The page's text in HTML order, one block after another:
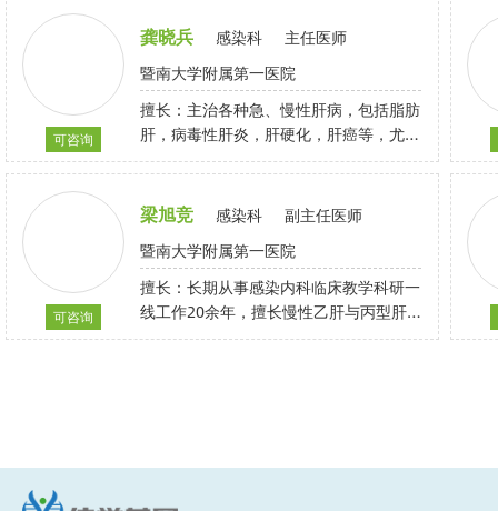
可咨询
龚晓兵 感染科
主任医师
暨南大学附属第一医院
擅长：主治各种急、慢性肝病，包括脂肪
肝，病毒性肝炎，肝硬化，肝癌等，尤其
对重症肝病的综合治疗有深入研究，对消
化系统疾病，不明原因发热疾病的诊治有
丰富的临床经验。
可咨询
梁旭竞 感染科
副主任医师
暨南大学附属第一医院
擅长：长期从事感染内科临床教学科研一
线工作20余年，擅长慢性乙肝与丙型肝
炎的个体化抗病毒治疗，脂肪性肝病、药